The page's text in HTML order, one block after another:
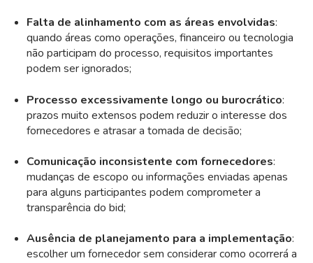
Falta de alinhamento com as áreas envolvidas:
quando áreas como operações, financeiro ou tecnologia
não participam do processo, requisitos importantes
podem ser ignorados;
Processo excessivamente longo ou burocrático:
prazos muito extensos podem reduzir o interesse dos
fornecedores e atrasar a tomada de decisão;
Comunicação inconsistente com fornecedores:
mudanças de escopo ou informações enviadas apenas
para alguns participantes podem comprometer a
transparência do bid;
Ausência de planejamento para a implementação:
escolher um fornecedor sem considerar como ocorrerá a